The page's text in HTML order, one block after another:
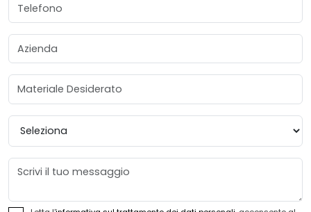
Azienda
Materiale Desiderato
Provincia
Messaggio